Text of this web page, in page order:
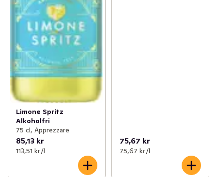
Limone Spritz
Alkoholfri
75 cl, Apprezzare
85,13 kr
113,51 kr /l
75,67 kr
75,67 kr /l